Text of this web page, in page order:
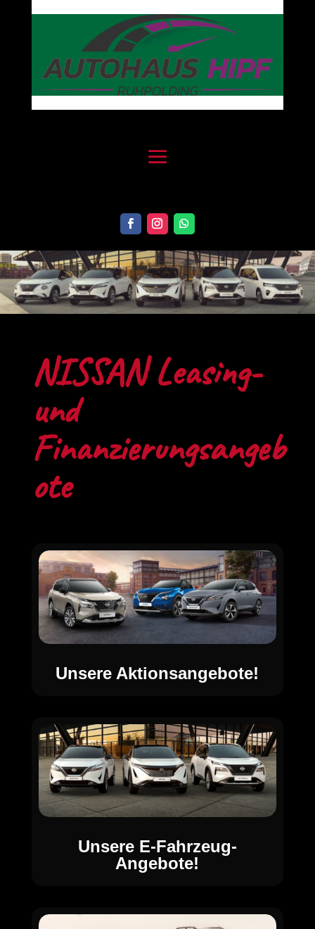
NISSAN Leasing-
und
Finanzierungsangeb
ote
Unsere Aktionsangebote!
Unsere E-Fahrzeug-
Angebote!